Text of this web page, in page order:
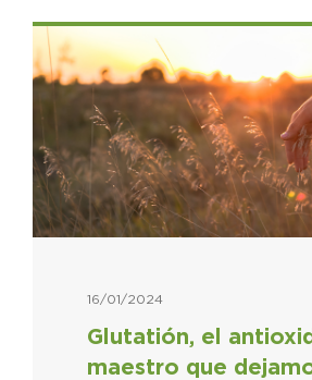
Glutatión, el
maestro que
16/01/2024